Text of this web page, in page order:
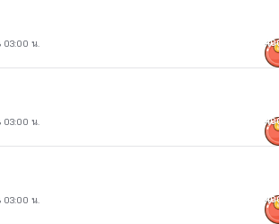
03:00 น.
03:00 น.
03:00 น.